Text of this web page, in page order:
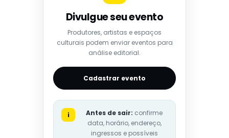
Divulgue seu evento
Produtores, artistas e espaços
culturais podem enviar eventos para
análise editorial.
Cadastrar evento
i Antes de sair: confirme
data, horário, endereço,
ingressos e possíveis